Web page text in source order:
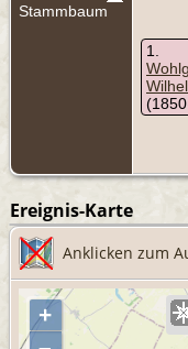
Stammbaum
1
(1850
Ereignis-Karte
Anklicken zum
+